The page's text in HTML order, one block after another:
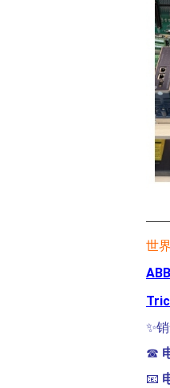
世
ABB
✨
☎
📧